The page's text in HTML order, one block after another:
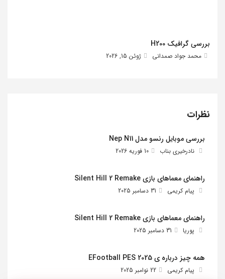
بررسی گرافیک H200
محمد جواد صمدانی ژوئن 15, 2026
نظرات
بررسی موبایل رنسو مدل Nep N11
نادرخیری بناب 10 فوریه 2026
راهنمای معماهای بازی Silent Hill 2 Remake
پیام کریمی 31 دسامبر 2025
راهنمای معماهای بازی Silent Hill 2 Remake
پوریا 31 دسامبر 2025
همه چیز درباره ی EFootball PES 2025
پیام کریمی 22 نوامبر 2025